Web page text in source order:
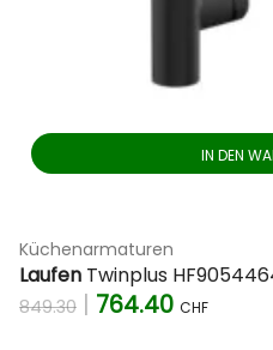
IN DEN
Küchenarmaturen
Laufen Twinplus
849.30 764.40 CHF